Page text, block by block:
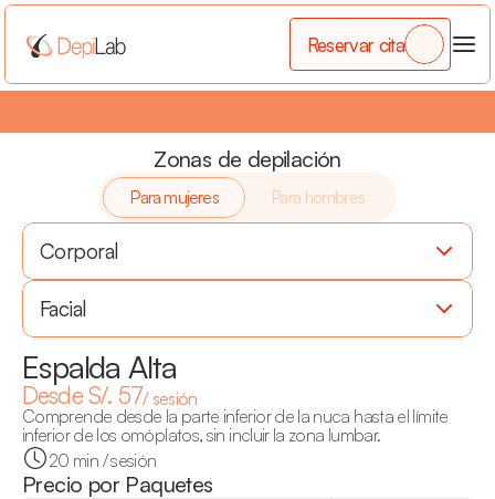
Zonas de depilación
Para mujeres Para hombres
Corporal
Facial
Espalda Alta
Desde S/. 57/ sesión
Comprende desde la parte inferior de la nuca hasta el límite
inferior de los omóplatos, sin incluir la zona lumbar.
20 min / sesión
Precio por Paquetes
Reservar cita